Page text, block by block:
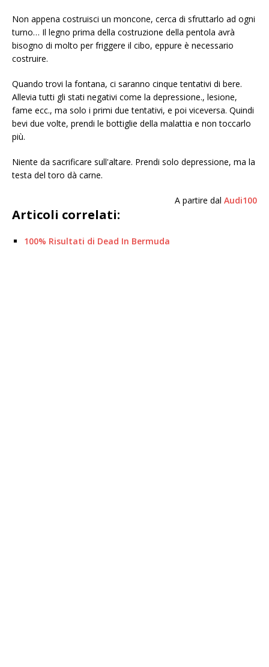
Non appena costruisci un moncone, cerca di sfruttarlo ad ogni
turno… Il legno prima della costruzione della pentola avrà
bisogno di molto per friggere il cibo, eppure è necessario
costruire.
Quando trovi la fontana, ci saranno cinque tentativi di bere.
Allevia tutti gli stati negativi come la depressione., lesione,
fame ecc., ma solo i primi due tentativi, e poi viceversa. Quindi
bevi due volte, prendi le bottiglie della malattia e non toccarlo
più.
Niente da sacrificare sull'altare. Prendi solo depressione, ma la
testa del toro dà carne.
A partire dal Audi100
Articoli correlati:
100% Risultati di Dead In Bermuda